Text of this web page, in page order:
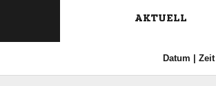
AKTUELL
Datum | Zeit